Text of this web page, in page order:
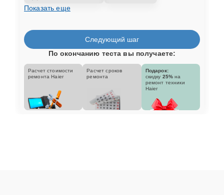
Показать еще
Следующий шаг
По окончанию теста вы получаете:
Расчет стоимости
ремонта Haier
Расчет сроков
ремонта
Подарок:
скидку 25% на
ремонт техники
Haier